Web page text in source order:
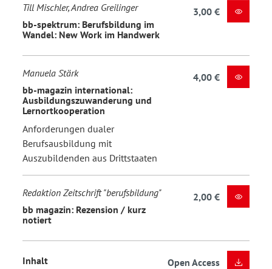
Till Mischler, Andrea Greilinger
bb-spektrum: Berufsbildung im
Wandel: New Work im Handwerk
3,00 €
Manuela Stärk
bb-magazin international:
Ausbildungszuwanderung und
Lernortkooperation
Anforderungen dualer
Berufsausbildung mit
Auszubildenden aus Drittstaaten
4,00 €
Redaktion Zeitschrift "berufsbildung"
bb magazin: Rezension / kurz
notiert
2,00 €
Inhalt
Open Access